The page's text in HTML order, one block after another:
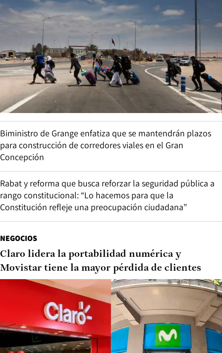
Biministro de Grange enfatiza que se mantendrán plazos
para construcción de corredores viales en el Gran
Concepción
Rabat y reforma que busca reforzar la seguridad pública a
rango constitucional: “Lo hacemos para que la
Constitución refleje una preocupación ciudadana”
NEGOCIOS
Claro lidera la portabilidad numérica y
Movistar tiene la mayor pérdida de clientes